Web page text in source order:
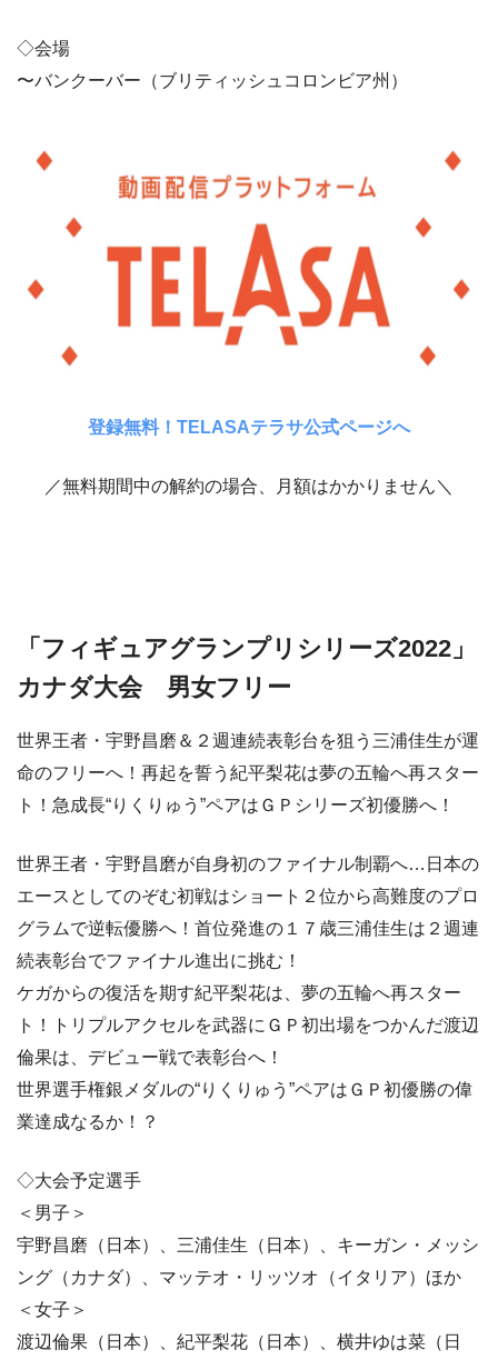
◇会場
〜バンクーバー（ブリティッシュコロンビア州）
登録無料！TELASAテラサ公式ページへ
／無料期間中の解約の場合、月額はかかりません＼
「フィギュアグランプリシリーズ2022」
カナダ大会 男女フリー
世界王者・宇野昌磨＆２週連続表彰台を狙う三浦佳生が運
命のフリーへ！再起を誓う紀平梨花は夢の五輪へ再スター
ト！急成長“りくりゅう”ペアはＧＰシリーズ初優勝へ！
世界王者・宇野昌磨が自身初のファイナル制覇へ…日本の
エースとしてのぞむ初戦はショート２位から高難度のプロ
グラムで逆転優勝へ！首位発進の１７歳三浦佳生は２週連
続表彰台でファイナル進出に挑む！
ケガからの復活を期す紀平梨花は、夢の五輪へ再スター
ト！トリプルアクセルを武器にＧＰ初出場をつかんだ渡辺
倫果は、デビュー戦で表彰台へ！
世界選手権銀メダルの“りくりゅう”ペアはＧＰ初優勝の偉
業達成なるか！？
◇大会予定選手
＜男子＞
宇野昌磨（日本）、三浦佳生（日本）、キーガン・メッシ
ング（カナダ）、マッテオ・リッツオ（イタリア）ほか
＜女子＞
渡辺倫果（日本）、紀平梨花（日本）、横井ゆは菜（日